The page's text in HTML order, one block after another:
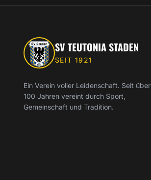
SV TEUTONIA STADEN
SEIT 1921
Ein Verein voller Leidenschaft. Seit über
100 Jahren vereint durch Sport,
Gemeinschaft und Tradition.